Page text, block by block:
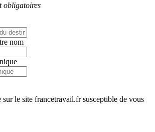
obligatoires
nom
le site francetravail.fr susceptible de vous